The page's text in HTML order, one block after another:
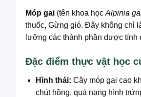
Móp gai (tên khoa học Alpinia
thuốc, Gừng gió. Đây không chỉ
lưỡng các thành phần dược
Đặc điểm thực vật học
Hình thái: Cây móp gai cao
chút hồng, quả nang hình